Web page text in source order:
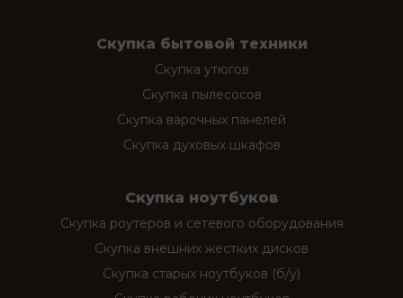
Скупка бытовой техники
Скупка утюгов
Скупка пылесосов
Скупка варочных панелей
Скупка духовых шкафов
Скупка ноутбуков
Скупка роутеров и сетевого оборудования
Скупка внешних жестких дисков
Скупка старых ноутбуков (б/у)